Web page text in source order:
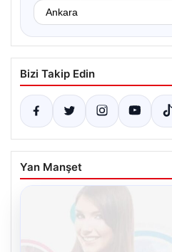
Bizi Takip Edin
Yan Manşet